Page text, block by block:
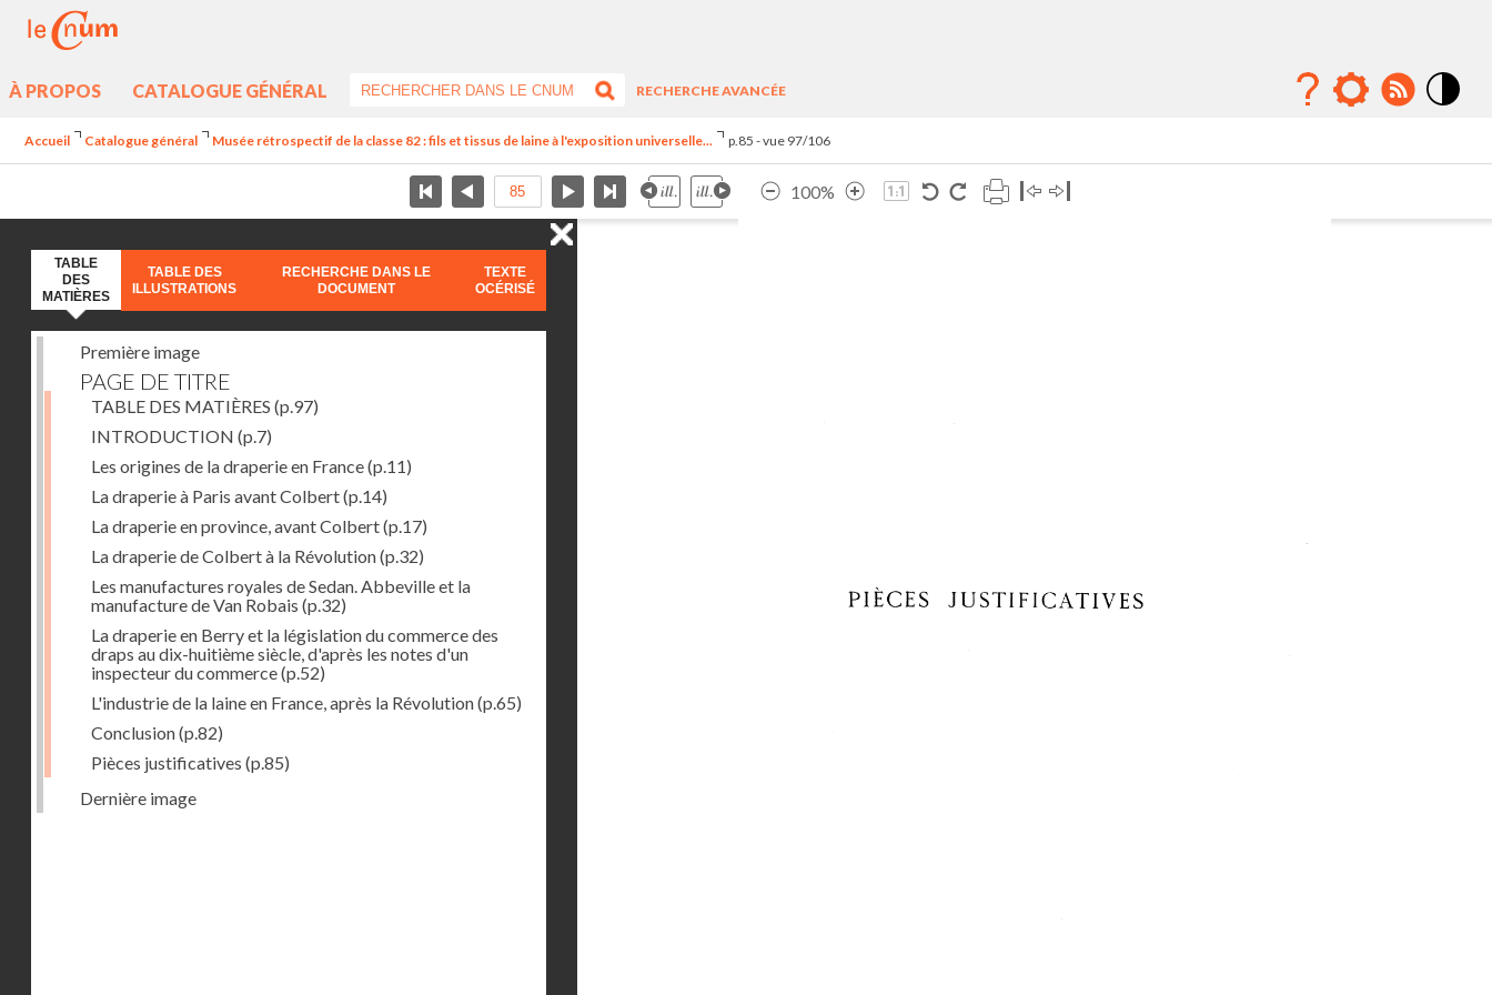
À PROPOS CATALOGUE GÉNÉRAL
RECHERCHE AVANCÉE
Accueil Catalogue général Musée rétrospectif de la classe 82 : fils et tissus de laine à l'exposition universelle... p.85 - vue 97/106
100%
TABLE
DES
MATIÈRES
TABLE DES
ILLUSTRATIONS
RECHERCHE DANS LE
DOCUMENT
TEXTE
OCÉRISÉ
Première image
PAGE DE TITRE
TABLE DES MATIÈRES (p.97)
INTRODUCTION (p.7)
Les origines de la draperie en France(p.11)
La draperie à Paris avant Colbert(p.14)
La draperie en province, avant Colbert(p.17)
La draperie de Colbert à la Révolution(p.32)
Les manufactures royales de Sedan. Abbeville et la
manufacture de Van Robais (p.32)
La draperie en Berry et la législation du commerce des
draps au dix-huitième siècle, d'après les notes d'un
inspecteur du commerce(p.52)
L'industrie de la laine en France, après la Révolution(p.65)
Conclusion(p.82)
Pièces justificatives (p.85)
Dernière image